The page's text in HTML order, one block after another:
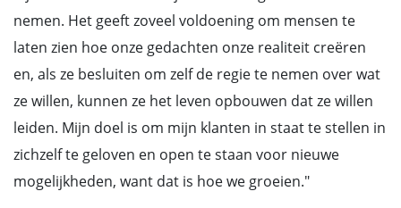
nemen. Het geeft zoveel voldoening om mensen te
laten zien hoe onze gedachten onze realiteit creëren
en, als ze besluiten om zelf de regie te nemen over wat
ze willen, kunnen ze het leven opbouwen dat ze willen
leiden. Mijn doel is om mijn klanten in staat te stellen in
zichzelf te geloven en open te staan voor nieuwe
mogelijkheden, want dat is hoe we groeien."